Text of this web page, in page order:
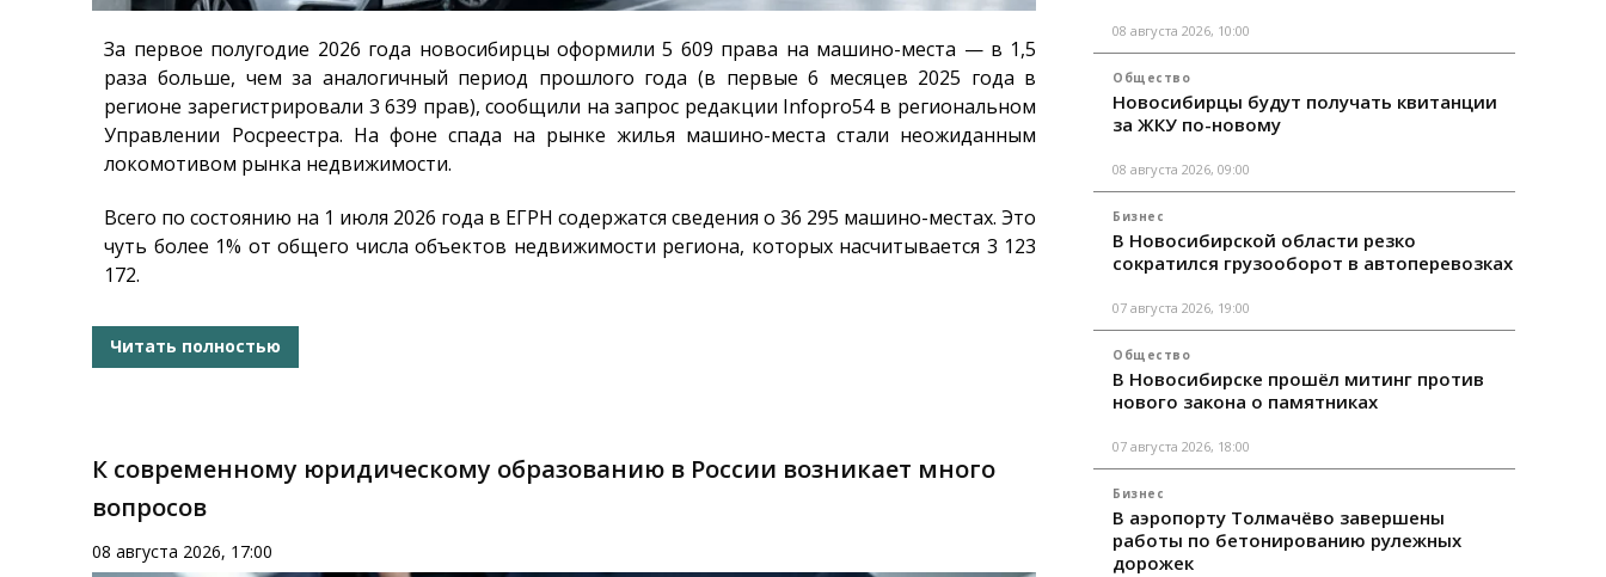
За первое полугодие 2026 года новосибирцы оформили 5 609 права на машино-места — в 1,5
раза больше, чем за аналогичный период прошлого года (в первые 6 месяцев 2025 года в
регионе зарегистрировали 3 639 прав), сообщили на запрос редакции Infopro54в региональном
Управлении Росреестра. На фоне спада на рынке жилья машино-места стали неожиданным
локомотивом рынка недвижимости.
Всего по состоянию на 1 июля 2026 года в ЕГРН содержатся сведения о 36 295 машино-местах. Это
чуть более 1% от общего числа объектов недвижимости региона, которых насчитывается 3 123
172.
Читать полностью
К современному юридическому образованию в России возникает много
вопросов
08 августа 2026, 17:00
08 августа 2026, 10:00
Общество
Новосибирцы будут получать квитанции
за ЖКУ по-новому
08 августа 2026, 09:00
Бизнес
В Новосибирской области резко
сократился грузооборот в автоперевозках
07 августа 2026, 19:00
Общество
В Новосибирске прошёл митинг против
нового закона о памятниках
07 августа 2026, 18:00
Бизнес
В аэропорту Толмачёво завершены
работы по бетонированию рулежных
дорожек